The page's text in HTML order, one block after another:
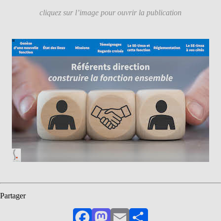
cliquez sur l’image pour ouvrir la publication
Partager